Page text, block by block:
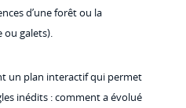
d’une forêt ou la
ou galets).
un plan interactif qui permet
inédits : comment a évolué